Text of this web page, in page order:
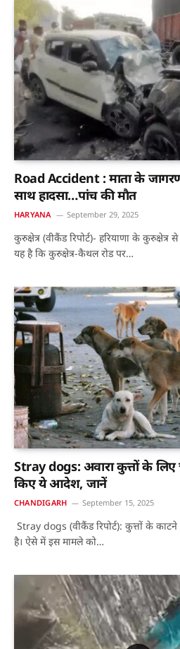
Road Accident : माता के
साथ हादसा…पांच की माैत
HARYANA September 29, 2025
कुरुक्षेत्र (वीकैंड रिपोर्ट)- हरियाणा के
यह है कि कुरुक्षेत्र-कैथल रोड पर…
Stray dogs: अवारा कुत्तों के लिए
किए ये आदेश, जानें
CHANDIGARH September 15, 2025
Stray dogs (वीकैंड रिपोर्ट): कुत्तों के
है। ऐसे में इस मामले को…